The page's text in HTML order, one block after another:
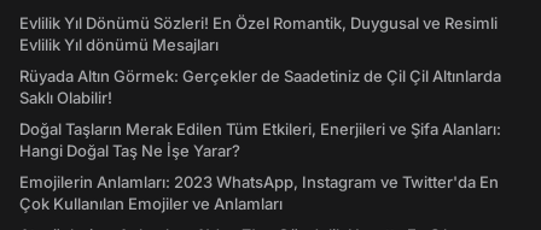
Evlilik Yıl Dönümü Sözleri! En Özel Romantik, Duygusal ve Resimli
Evlilik Yıl dönümü Mesajları
Rüyada Altın Görmek: Gerçekler de Saadetiniz de Çil Çil Altınlarda
Saklı Olabilir!
Doğal Taşların Merak Edilen Tüm Etkileri, Enerjileri ve Şifa Alanları:
Hangi Doğal Taş Ne İşe Yarar?
Emojilerin Anlamları: 2023 WhatsApp, Instagram ve Twitter'da En
Çok Kullanılan Emojiler ve Anlamları